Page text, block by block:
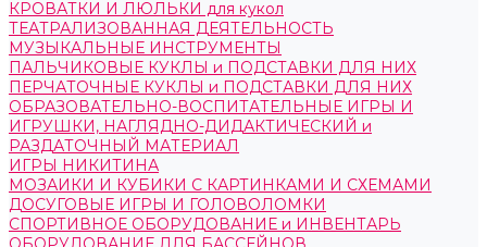
КРОВАТКИ И ЛЮЛЬКИ для кукол
ТЕАТРАЛИЗОВАННАЯ ДЕЯТЕЛЬНОСТЬ
МУЗЫКАЛЬНЫЕ ИНСТРУМЕНТЫ
ПАЛЬЧИКОВЫЕ КУКЛЫ и ПОДСТАВКИ ДЛЯ НИХ
ПЕРЧАТОЧНЫЕ КУКЛЫ и ПОДСТАВКИ ДЛЯ НИХ
ОБРАЗОВАТЕЛЬНО-ВОСПИТАТЕЛЬНЫЕ ИГРЫ И
ИГРУШКИ, НАГЛЯДНО-ДИДАКТИЧЕСКИЙ и
РАЗДАТОЧНЫЙ МАТЕРИАЛ
ИГРЫ НИКИТИНА
МОЗАИКИ И КУБИКИ С КАРТИНКАМИ И СХЕМАМИ
ДОСУГОВЫЕ ИГРЫ И ГОЛОВОЛОМКИ
СПОРТИВНОЕ ОБОРУДОВАНИЕ и ИНВЕНТАРЬ